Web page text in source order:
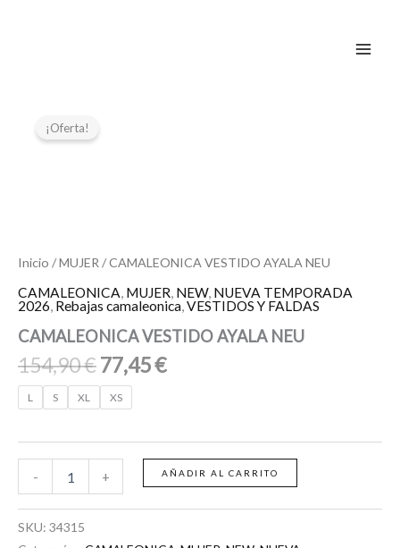
¡Oferta!
Inicio /MUJER / CAMALEONICA VESTIDO AYALA NEU
CAMALEONICA, MUJER, NEW, NUEVA TEMPORADA
2026, Rebajas camaleonica,VESTIDOS Y FALDAS
CAMALEONICA VESTIDO AYALA NEU
154,90€77,45€
L S XL XS
-
VESTIDO
AYALA
+ AÑADIR AL CARRITO
SKU: 34315